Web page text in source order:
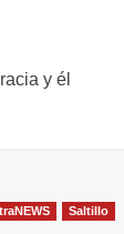
y él
Saltillo